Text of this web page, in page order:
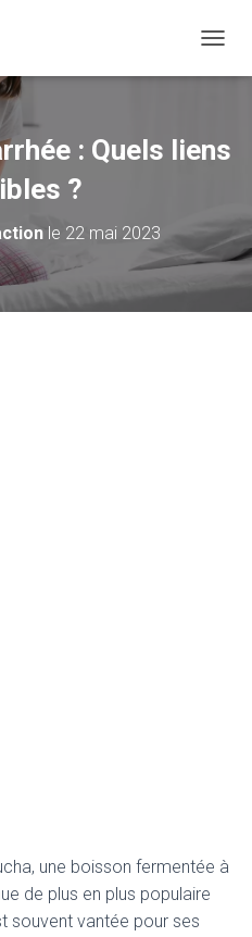
: Quels liens
?
le 22 mai 2023
une boisson fermentée à
de plus en plus populaire
souvent vantée pour ses